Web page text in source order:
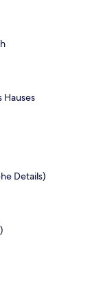
Hauses
Details)